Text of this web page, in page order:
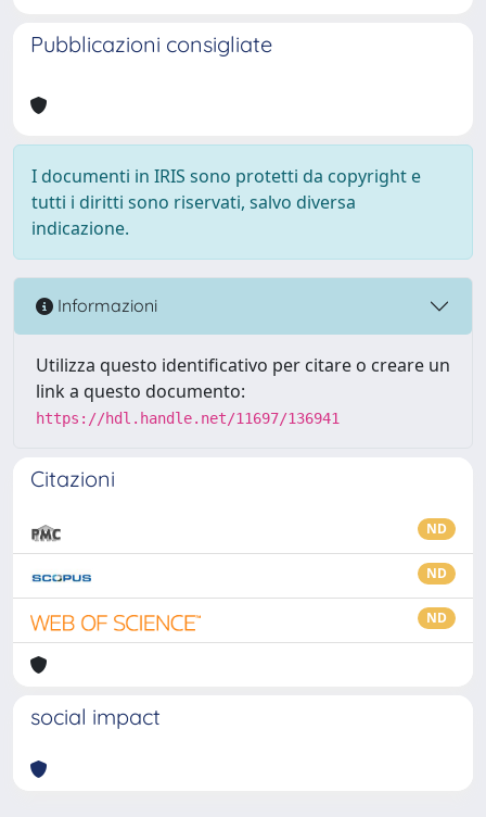
Pubblicazioni consigliate
I documenti in IRIS sono protetti da copyright e
tutti i diritti sono riservati, salvo diversa
indicazione.
Informazioni
Utilizza questo identificativo per citare o creare un
link a questo documento:
https://hdl.handle.net/11697/136941
Citazioni
ND
ND
ND
social impact